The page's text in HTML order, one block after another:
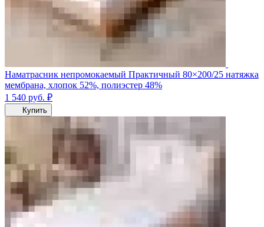
Наматрасник непромокаемый Практичный 80×200/25 натяжка
мембрана, хлопок 52%, полиэстер 48%
1 540 руб. ₽
Купить